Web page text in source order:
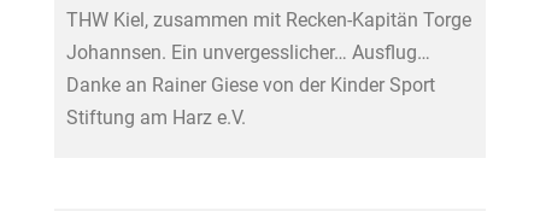
THW Kiel, zusammen mit Recken-Kapitän Torge
Johannsen. Ein unvergesslicher… Ausflug…
Danke an Rainer Giese von der Kinder Sport
Stiftung am Harz e.V.